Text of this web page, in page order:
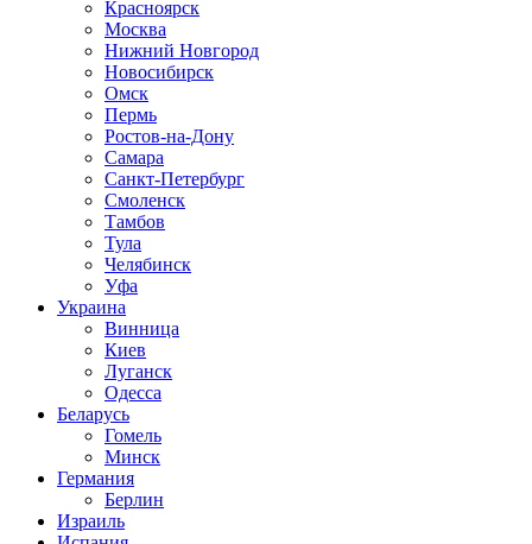
Красноярск
Москва
Нижний Новгород
Новосибирск
Омск
Пермь
Ростов-на-Дону
Самара
Санкт-Петербург
Смоленск
Тамбов
Тула
Челябинск
Уфа
Украина
Винница
Киев
Луганск
Одесса
Беларусь
Гомель
Минск
Германия
Берлин
Израиль